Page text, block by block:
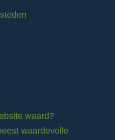
waard?
waardevolle